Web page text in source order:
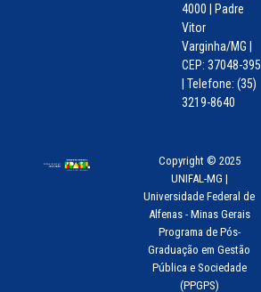
4000 | Padre
Vitor
Varginha/MG |
CEP: 37048-395
| Telefone: (35)
3219-8640
Copyright © 2025
UNIFAL-MG |
Universidade Federal de
Alfenas - Minas Gerais
Programa de Pós-
Graduação em Gestão
Pública e Sociedade
(PPGPS)